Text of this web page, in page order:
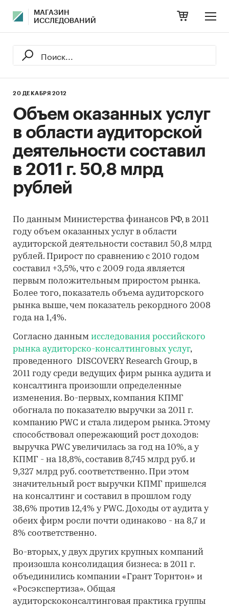
МАГАЗИН
ИССЛЕДОВАНИЙ
20 ДЕКАБРЯ 2012
Объем оказанных услуг
в области аудиторской
деятельности составил
в 2011 г. 50,8 млрд
рублей
По данным Министерства финансов РФ, в 2011
году объем оказанных услуг в области
аудиторской деятельности составил 50,8 млрд
рублей. Прирост по сравнению с 2010 годом
составил +3,5%, что с 2009 года является
первым положительным приростом рынка.
Более того, показатель объема аудиторского
рынка выше, чем показатель рекордного 2008
года на 1,4%.
Согласно данным исследования российского
рынка аудиторско-консалтинговых услуг,
проведенного DISCOVERY Research Group, в
2011 году среди ведущих фирм рынка аудита и
консалтинга произошли определенные
изменения. Во-первых, компания КПМГ
обогнала по показателю выручки за 2011 г.
компанию PWC и стала лидером рынка. Этому
способствовал опережающий рост доходов:
выручка PWC увеличилась за год на 10%, а у
КПМГ - на 18,8%, составив 8,745 млрд руб. и
9,327 млрд руб. соответственно. При этом
значительный рост выручки КПМГ пришелся
на консалтинг и составил в прошлом году
38,6% против 12,4% у PWC. Доходы от аудита у
обеих фирм росли почти одинаково - на 8,7 и
8% соответственно.
Во-вторых, у двух других крупных компаний
произошла консолидация бизнеса: в 2011 г.
объединились компании «Грант Торнтон» и
«Росэкспертиза». Общая
аудиторскоконсалтинговая практика группы